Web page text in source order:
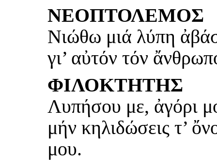
ΝΕΟΠΤΟΛΕΜΟΣ
Νιώθω μιά λύπη
γι’ αὐτόν τόν
ΦΙΛΟΚΤΗΤΗΣ
Λυπήσου με, ἀγόρι
μήν κηλιδώσεις τ’
μου.